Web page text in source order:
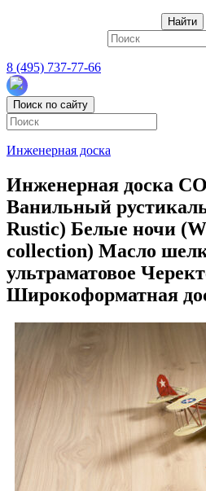
Найти
8 (495) 737-77-66
Поиск по сайту
Инженерная доска
Инженерная доска
Ванильный
Rustic) Белые ночи
collection) Масло
ультраматовое
Широкоформатная